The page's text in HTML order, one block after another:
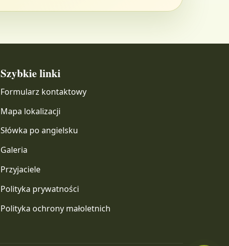
Szybkie linki
Formularz kontaktowy
Mapa lokalizacji
Słówka po angielsku
Galeria
Przyjaciele
Polityka prywatności
Polityka ochrony małoletnich